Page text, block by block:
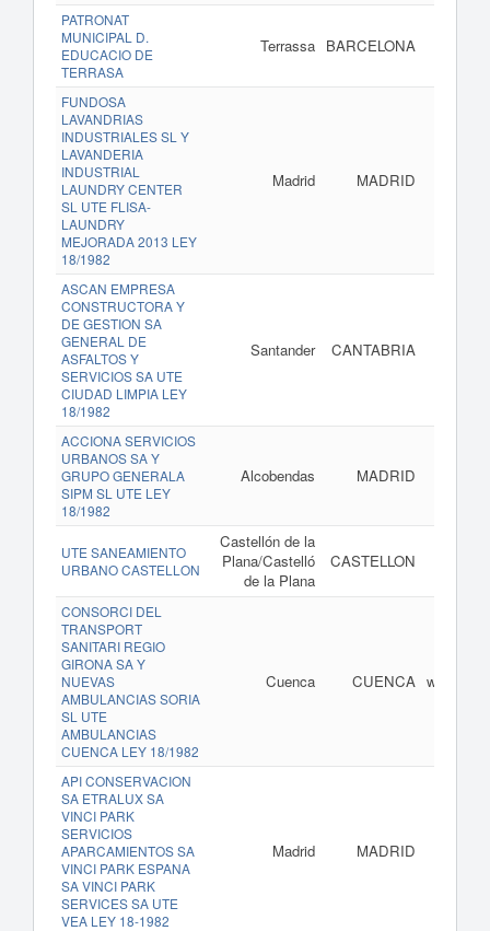
PATRONAT
MUNICIPAL D.
EDUCACIO DE
TERRASA
Terrassa BARCELONA
FUNDOSA
LAVANDRIAS
INDUSTRIALES SL Y
LAVANDERIA
INDUSTRIAL
LAUNDRY CENTER
SL UTE FLISA-
LAUNDRY
MEJORADA 2013 LEY
18/1982
Madrid MADRID
ASCAN EMPRESA
CONSTRUCTORA Y
DE GESTION SA
GENERAL DE
ASFALTOS Y
SERVICIOS SA UTE
CIUDAD LIMPIA LEY
18/1982
Santander CANTABRIA
ACCIONA SERVICIOS
URBANOS SA Y
GRUPO GENERALA
SIPM SL UTE LEY
18/1982
Alcobendas MADRID
UTE SANEAMIENTO
URBANO CASTELLON
Castellón de la
Plana/Castelló
de la Plana
CASTELLON
CONSORCI DEL
TRANSPORT
SANITARI REGIO
GIRONA SA Y
NUEVAS
AMBULANCIAS SORIA
SL UTE
AMBULANCIAS
CUENCA LEY 18/1982
Cuenca CUENCA
API CONSERVACION
SA ETRALUX SA
VINCI PARK
SERVICIOS
APARCAMIENTOS SA
VINCI PARK ESPANA
SA VINCI PARK
SERVICES SA UTE
VEA LEY 18-1982
Madrid MADRID